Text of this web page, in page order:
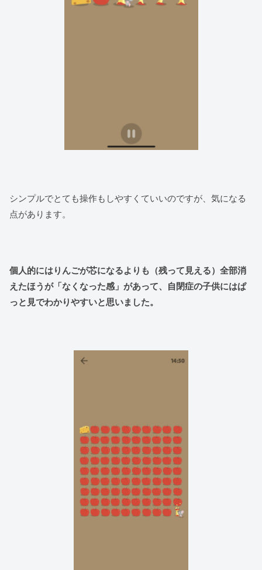
シンプルでとても操作もしやすくていいのですが、気になる
点があります。
個人的にはりんごが芯になるよりも（残って見える）全部消
えたほうが「なくなった感」があって、自閉症の子供にはぱ
っと見でわかりやすいと思いました。